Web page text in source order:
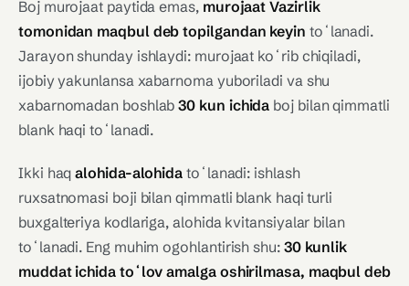
Boj murojaat paytida emas, murojaat Vazirlik
tomonidan maqbul deb topilgandan keyin toʻlanadi.
Jarayon shunday ishlaydi: murojaat koʻrib chiqiladi,
ijobiy yakunlansa xabarnoma yuboriladi va shu
xabarnomadan boshlab30 kun ichida boj bilan qimmatli
blank haqi toʻlanadi.
Ikki haqalohida-alohida toʻlanadi: ishlash
ruxsatnomasi boji bilan qimmatli blank haqi turli
buxgalteriya kodlariga, alohida kvitansiyalar bilan
toʻlanadi. Eng muhim ogohlantirish shu: 30 kunlik
muddat ichida toʻlov amalga oshirilmasa, maqbul deb